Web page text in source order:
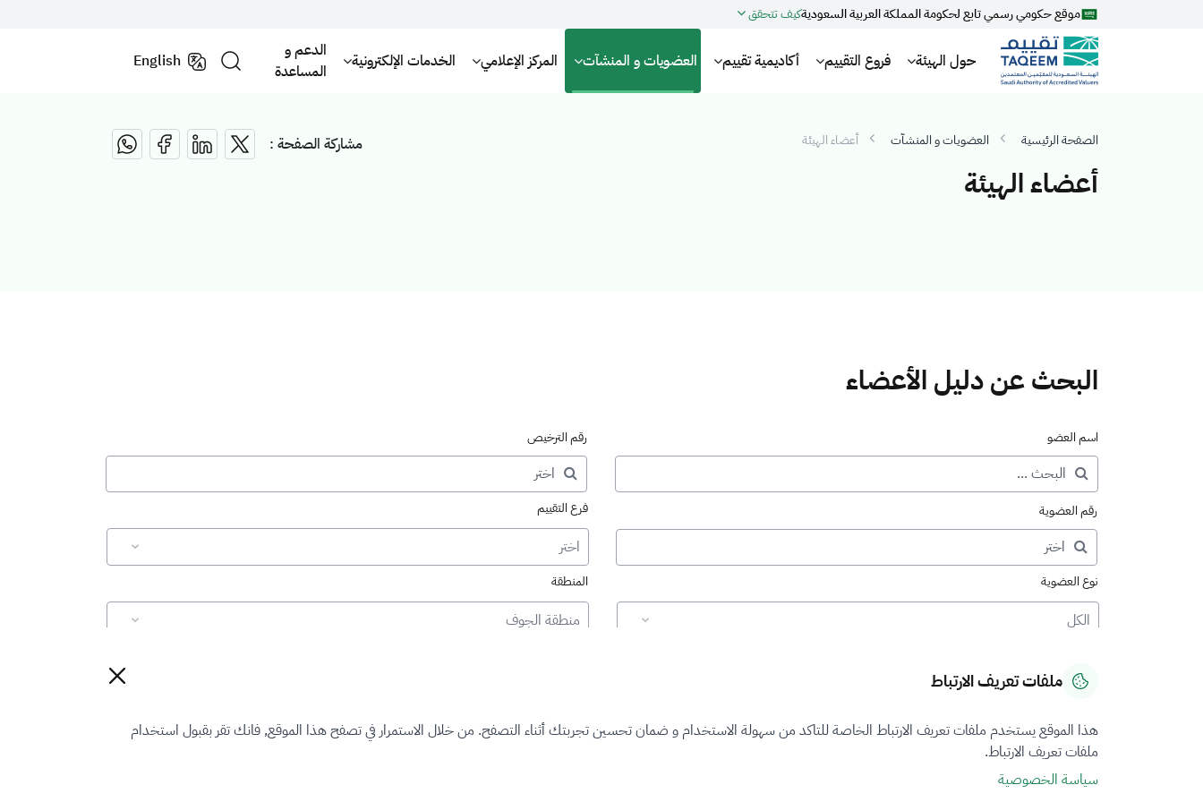
موقع حكومي رسمي تابع لحكومة المملكة العربية السعوديةكيف تتحقق
حول الهيئة فروع التقييم أكاديمية تقييم العضويات و المنشآت المركز الإعلامي الخدمات الإلكترونية
الدعم و
المساعدة
English
الصفحة الرئيسية العضويات و المنشآت أعضاء الهيئة مشاركة الصفحة :
أعضاء الهيئة
البحث عن دليل الأعضاء
اسم العضو رقم الترخيص
رقم العضوية فرع التقييم
اختر
نوع العضوية
الكل
المنطقة
منطقة الجوف
إعادة تعيين ملفات تعريف الارتباط
هذا الموقع يستخدم ملفات تعريف الارتباط الخاصة للتاكد من سهولة الاستخدام و ضمان تحسين تجربتك أثناء التصفح. من خلال الاستمرار في تصفح هذا الموقع, فانك تقر بقبول استخدام
ملفات تعريف الارتباط.
سياسة الخصوصية